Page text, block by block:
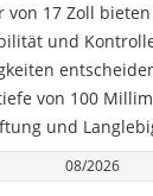
von 17 Zoll
und
von 100
und
08/2026